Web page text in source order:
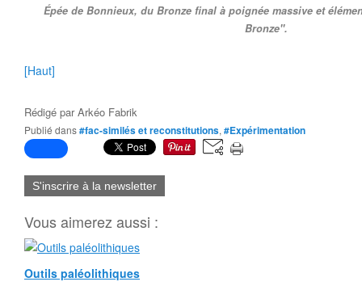
Épée de Bonnieux, du Bronze final à poignée massive et
Bronze''.
[Haut]
Rédigé parArkéo Fabrik
Publié dans#fac-similés et reconstitutions, #Expérimentation
S'inscrire à la newsletter
Vous aimerez aussi :
Outils paléolithiques